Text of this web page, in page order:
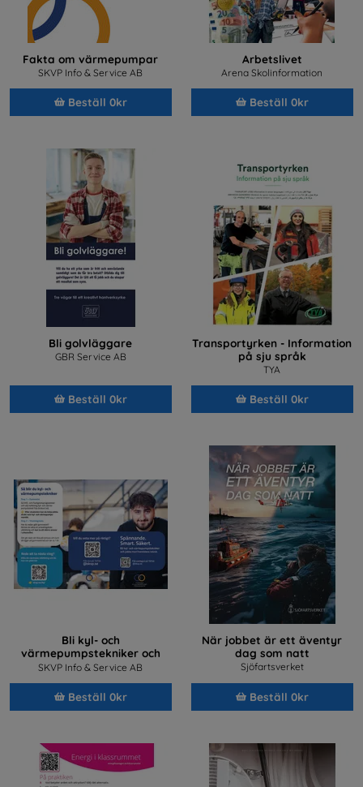
Fakta om värmepumpar
SKVP Info & Service AB
Beställ 0kr
Arbetslivet
Arena Skolinformation
Beställ 0kr
Bli golvläggare
GBR Service AB
Beställ 0kr
Transportyrken - Information
på sju språk
TYA
Beställ 0kr
Bli kyl- och
värmepumpstekniker och
jobba med framtidens teknik
SKVP Info & Service AB
Beställ 0kr
När jobbet är ett äventyr
dag som natt
Sjöfartsverket
Beställ 0kr